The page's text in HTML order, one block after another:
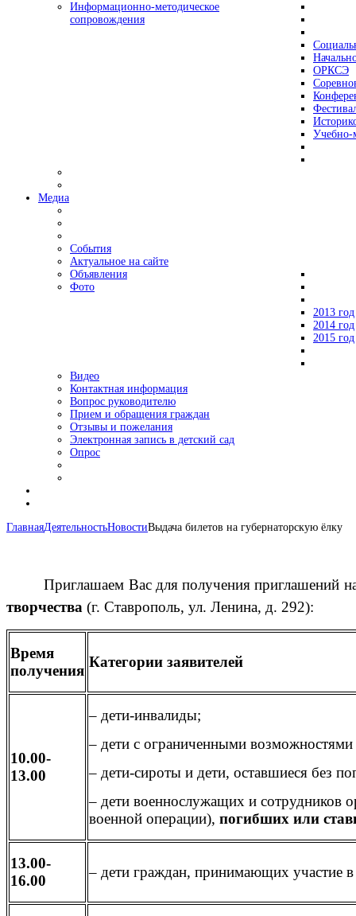
Информационно-методическое
сопровождения
ОРКСЭ
Учебно-
Медиа
События
Актуальное на сайте
Объявления
Фото
2013 год
2014 год
2015 год
Видео
Контактная информация
Вопрос руководителю
Прием и обращения граждан
Отзывы и пожелания
Электронная запись в детский сад
Опрос
ГлавнаяДеятельностьНовостиВыдача билетов на губернаторскую ёлку
Приглашаем Вас для получения приглашений
творчества (г. Ставрополь, ул. Ленина, д. 292):
Время
получения
Категории заявителей
10.00-
13.00
– дети-инвалиды;
– дети с ограниченными возможностями
– дети-сироты и дети, оставшиеся без
– дети военнослужащих и сотрудников
военной операции), погибших или
13.00-
16.00
– дети граждан, принимающих участие